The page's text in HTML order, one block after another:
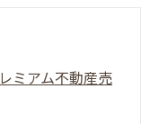
ミアム不動産売